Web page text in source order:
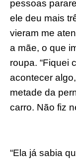
pessoas
ele deu mais
vieram me
a mãe, o que
roupa. “Fiquei
acontecer
metade da
carro. Não fiz
“Ela já sabia